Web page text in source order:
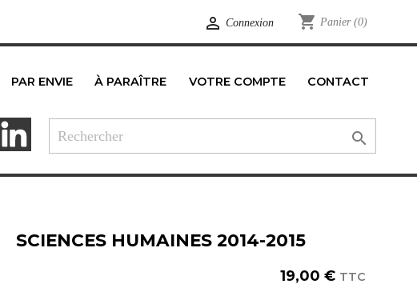
 Connexion shopping_cart Panier (0)
PAR ENVIE À PARAÎTRE VOTRE COMPTE CONTACT
Instagram

SCIENCES HUMAINES 2014-2015
19,00 € TTC